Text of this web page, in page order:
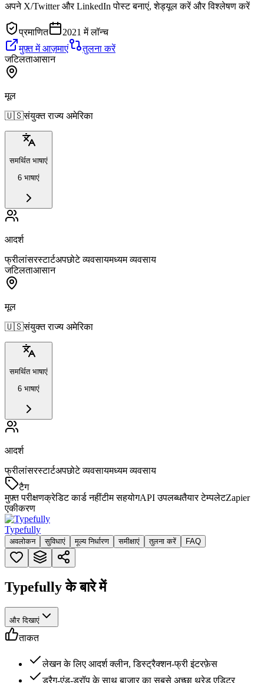
अपने X/Twitter और LinkedIn पोस्ट बनाएं, शेड्यूल करें और विश्लेषण करें
प्रमाणित
2021 में लॉन्च
मुफ़्त में आज़माएं
तुलना करें
जटिलताआसान
मूल
🇺🇸संयुक्त राज्य अमेरिका
समर्थित भाषाएं
6 भाषाएं
आदर्श
फ्रीलांसरस्टार्टअपछोटे व्यवसायमध्यम व्यवसाय
जटिलताआसान
मूल
🇺🇸संयुक्त राज्य अमेरिका
समर्थित भाषाएं
6 भाषाएं
आदर्श
फ्रीलांसरस्टार्टअपछोटे व्यवसायमध्यम व्यवसाय
टैग
मुफ़्त परीक्षणक्रेडिट कार्ड नहींटीम सहयोगAPI उपलब्धतैयार टेम्पलेटZapier
एकीकरण
Typefully
अवलोकन सुविधाएं मूल्य निर्धारण समीक्षाएं तुलना करें FAQ
Typefully के बारे में
और दिखाएं
ताकत
लेखन के लिए आदर्श क्लीन, डिस्ट्रैक्शन-फ्री इंटरफ़ेस
ड्रैग-एंड-ड्रॉप के साथ बाज़ार का सबसे अच्छा थ्रेड एडिटर